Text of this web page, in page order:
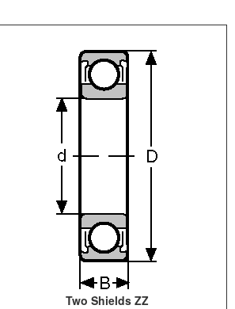
Two Shields ZZ